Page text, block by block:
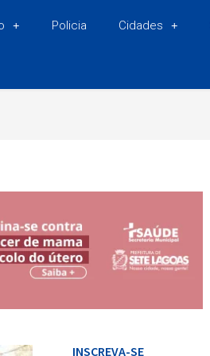
Policia Cidades
INSCREVA-SE